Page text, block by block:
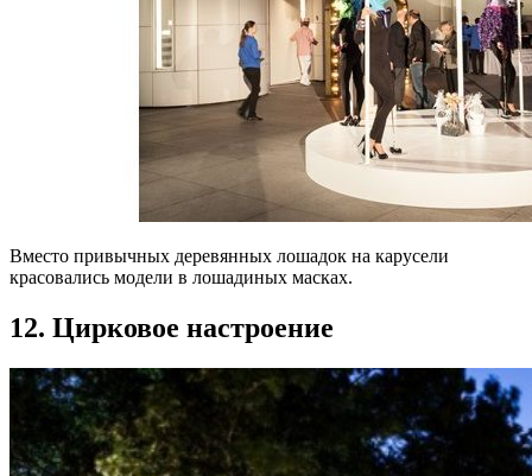
Вместо привычных деревянных лошадок на карусели
красовались модели в лошадиных масках.
12. Цирковое настроение